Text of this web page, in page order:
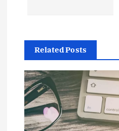
g
a
t
Related Posts